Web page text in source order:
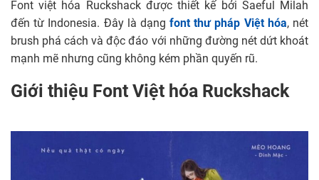
Font việt hóa Ruckshack được thiết kế bởi Saeful Milah
đến từ Indonesia. Đây là dạngfont thư pháp Việt hóa, nét
brush phá cách và độc đáo với những đường nét dứt khoát
mạnh mẽ nhưng cũng không kém phần quyến rũ.
Giới thiệu Font Việt hóa Ruckshack